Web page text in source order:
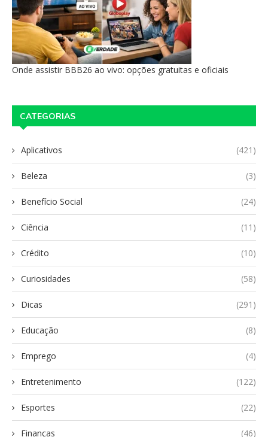
Onde assistir BBB26 ao vivo: opções gratuitas e oficiais
CATEGORIAS
Aplicativos (421)
Beleza (3)
Benefício Social (24)
Ciência (11)
Crédito (10)
Curiosidades (58)
Dicas (291)
Educação (8)
Emprego (4)
Entretenimento (122)
Esportes (22)
Finanças (46)